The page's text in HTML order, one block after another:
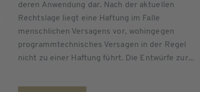
deren Anwendung dar. Nach der aktuellen
Rechtslage liegt eine Haftung im Falle
menschlichen Versagens vor, wohingegen
programmtechnisches Versagen in der Regel
nicht zu einer Haftung führt. Die Entwürfe zur...